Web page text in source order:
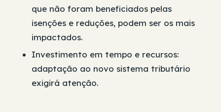
que não foram beneficiados pelas
isenções e reduções, podem ser os mais
impactados.
Investimento em tempo e recursos:
adaptação ao novo sistema tributário
exigirá atenção.